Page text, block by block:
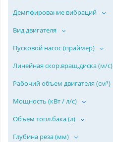
Демпфирование вибраций
Вид двигателя
Пусковой насос (праймер)
Линейная скор.вращ.диска (м/с)
Рабочий объем двигателя (см³)
Мощность (кВт / л/с)
Объем топл.бака (л)
Глубина реза (мм)